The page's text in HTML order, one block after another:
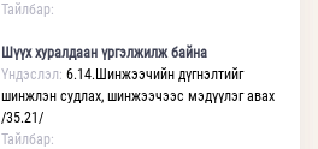
Тайлбар:
Шүүх хуралдаан үргэлжилж байна
Үндэслэл: 6.14.Шинжээчийн дүгнэлтийг
шинжлэн судлах, шинжээчээс мэдүүлэг авах
/35.21/
Тайлбар: